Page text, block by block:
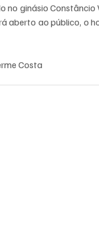
no ginásio Constâncio
aberto ao público, o
Costa